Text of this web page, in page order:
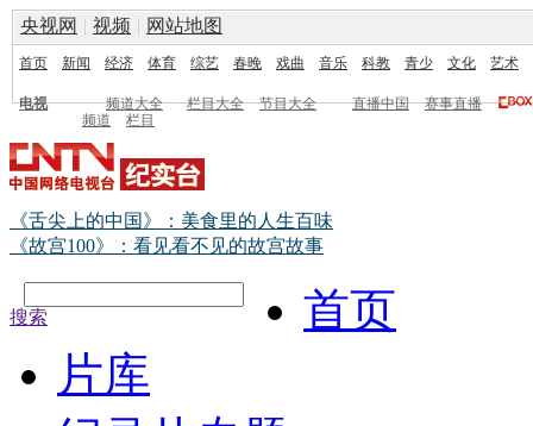
央视网 | 视频 | 网站地图
首页 新闻 经济 体育 综艺 春晚 戏曲 音乐 科教 青少 文化 艺术
电视 频道大全 栏目大全 节目大全 直播中国
赛事直播
频道
栏目
《舌尖上的中国》：美食里的人生百味
《故宫100》：看见看不见的故宫故事
搜索
首页
片库